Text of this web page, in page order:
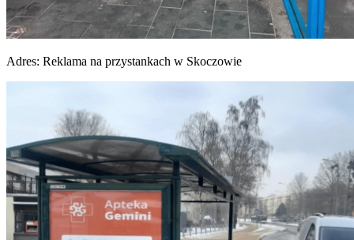
Adres: Reklama na przystankach w Skoczowie